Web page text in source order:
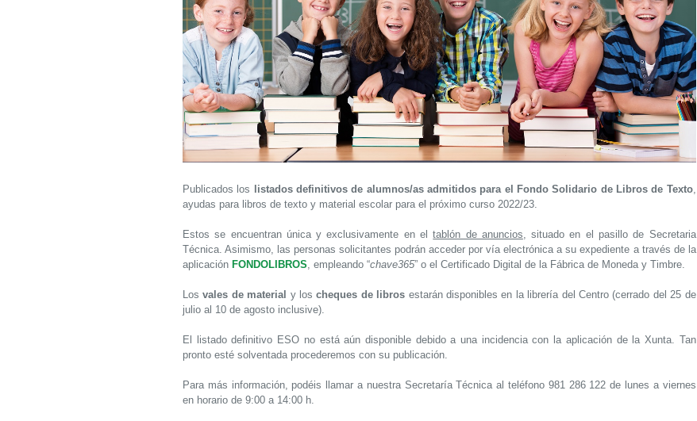
Publicados los listados definitivos de alumnos/as admitidos para el Fondo Solidario de Libros de Texto,
ayudas para libros de texto y material escolar para el próximo curso 2022/23.
Estos se encuentran única y exclusivamente en eltablón de anuncios, situado en el pasillo de Secretaria
Técnica. Asimismo, las personas solicitantes podrán acceder por vía electrónica a su expediente a través de la
aplicación FONDOLIBROS, empleando “chave365” o el Certificado Digital de la Fábrica de Moneda y Timbre.
Losvales de material y loscheques de libros estarán disponibles en la librería del Centro (cerrado del 25 de
julio al 10 de agosto inclusive).
El listado definitivo ESO no está aún disponible debido a una incidencia con la aplicación de la Xunta. Tan
pronto esté solventada procederemos con su publicación.
Para más información, podéis llamar a nuestra Secretaría Técnica al teléfono 981 286 122 de lunes a viernes
en horario de 9:00 a 14:00 h.